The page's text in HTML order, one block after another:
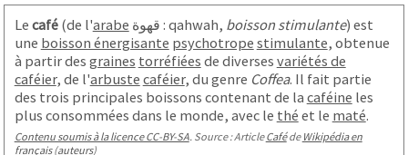
Le café(de l'arabe قهوة : qahwah, boisson stimulante) est
une boisson énergisante psychotrope stimulante, obtenue
à partir des graines torréfiées de diverses variétés de
caféier, de l'arbuste caféier, du genre Coffea. Il fait partie
des trois principales boissons contenant de la caféine les
plus consommées dans le monde, avec le thé et le maté.
Contenu soumis à la licence CC-BY-SA. Source : ArticleCaféde Wikipédia en
français(auteurs)